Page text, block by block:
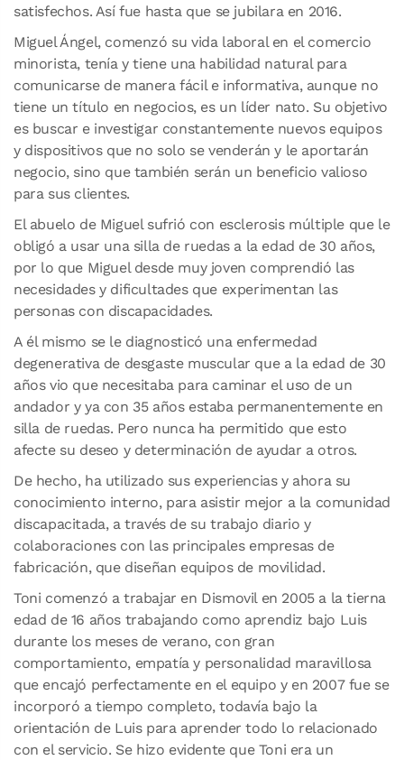
satisfechos. Así fue hasta que se jubilara en 2016.
Miguel Ángel, comenzó su vida laboral en el comercio
minorista, tenía y tiene una habilidad natural para
comunicarse de manera fácil e informativa, aunque no
tiene un título en negocios, es un líder nato. Su objetivo
es buscar e investigar constantemente nuevos equipos
y dispositivos que no solo se venderán y le aportarán
negocio, sino que también serán un beneficio valioso
para sus clientes.
El abuelo de Miguel sufrió con esclerosis múltiple que le
obligó a usar una silla de ruedas a la edad de 30 años,
por lo que Miguel desde muy joven comprendió las
necesidades y dificultades que experimentan las
personas con discapacidades.
A él mismo se le diagnosticó una enfermedad
degenerativa de desgaste muscular que a la edad de 30
años vio que necesitaba para caminar el uso de un
andador y ya con 35 años estaba permanentemente en
silla de ruedas. Pero nunca ha permitido que esto
afecte su deseo y determinación de ayudar a otros.
De hecho, ha utilizado sus experiencias y ahora su
conocimiento interno, para asistir mejor a la comunidad
discapacitada, a través de su trabajo diario y
colaboraciones con las principales empresas de
fabricación, que diseñan equipos de movilidad.
Toni comenzó a trabajar en Dismovil en 2005 a la tierna
edad de 16 años trabajando como aprendiz bajo Luis
durante los meses de verano, con gran
comportamiento, empatía y personalidad maravillosa
que encajó perfectamente en el equipo y en 2007 fue se
incorporó a tiempo completo, todavía bajo la
orientación de Luis para aprender todo lo relacionado
con el servicio. Se hizo evidente que Toni era un